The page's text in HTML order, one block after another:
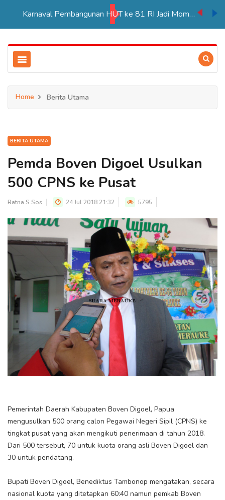
Karnaval Pembangunan HUT ke 81 RI Jadi Momentum Perkuat Persatuan di Merauke
Home Berita Utama
BERITA UTAMA
Pemda Boven Digoel Usulkan
500 CPNS ke Pusat
Ratna S.Sos 24 Jul 2018 21:32 5795
Pemerintah Daerah Kabupaten Boven Digoel, Papua
mengusulkan 500 orang calon Pegawai Negeri Sipil (CPNS) ke
tingkat pusat yang akan mengikuti penerimaan di tahun 2018.
Dari 500 tersebut, 70 untuk kuota orang asli Boven Digoel dan
30 untuk pendatang.
Bupati Boven Digoel, Benediktus Tambonop mengatakan, secara
nasional kuota yang ditetapkan 60:40 namun pemkab Boven